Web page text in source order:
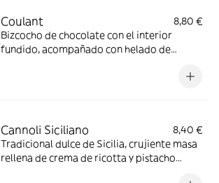
Coulant
8,80 €
Bizcocho de chocolate con el interior
fundido, acompañado con helado de
Cannoli Siciliano
8,40 €
Tradicional dulce de Sicilia, crujiente masa
rellena de crema de ricotta y pistacho